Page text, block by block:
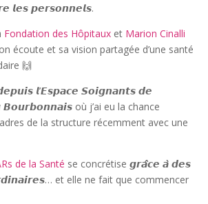
𝙡𝙚𝙨 𝙥𝙚𝙧𝙨𝙤𝙣𝙣𝙚𝙡𝙨.
Fondation des Hôpitaux et Marion Cinalli
écoute et sa vision partagée d’une santé
🙌
𝙡’𝙀𝙨𝙥𝙖𝙘𝙚 𝙎𝙤𝙞𝙜𝙣𝙖𝙣𝙩𝙨 𝙙𝙚
où j’ai eu la chance
de la structure récemment avec une
de la Santé se concrétise 𝙜𝙧𝙖̂𝙘𝙚 𝙖̀ 𝙙𝙚𝙨
et elle ne fait que commencer